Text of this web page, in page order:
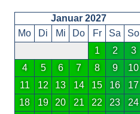
Januar 2027
Mo
Di Mi Do Fr Sa
So
1
2
3
4
5 6 7 8 9
10
11
12 13 14 15 16
17
18
19 20 21 22 23
24